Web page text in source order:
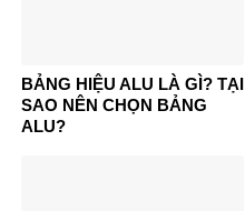
BẢNG HIỆU ALU LÀ GÌ? TẠI
SAO NÊN CHỌN BẢNG
ALU?